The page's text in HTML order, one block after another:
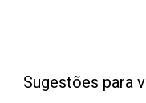
Sugestões para